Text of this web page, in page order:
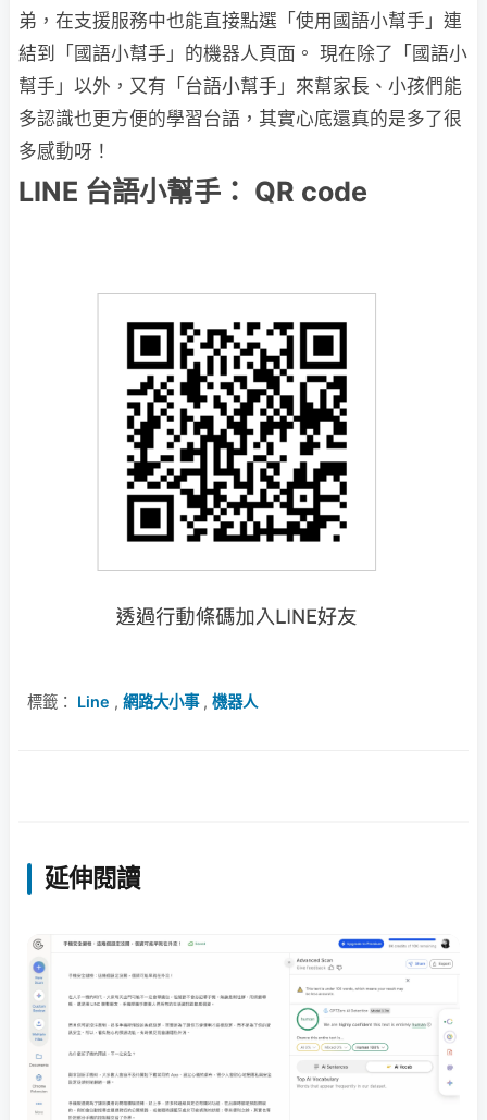
弟，在支援服務中也能直接點選「使用國語小幫手」連
結到「國語小幫手」的機器人頁面。 現在除了「國語小
幫手」以外，又有「台語小幫手」來幫家長、小孩們能
多認識也更方便的學習台語，其實心底還真的是多了很
多感動呀！
LINE 台語小幫手： QR code
標籤： Line , 網路大小事, 機器人
延伸閱讀